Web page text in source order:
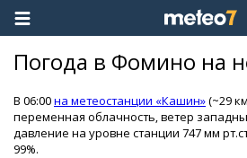
Погода в Фомино на
В 06:00на метеостанции «Кашин»(~29
переменная облачность, ветер
давление на уровне станции 747 мм
99%.